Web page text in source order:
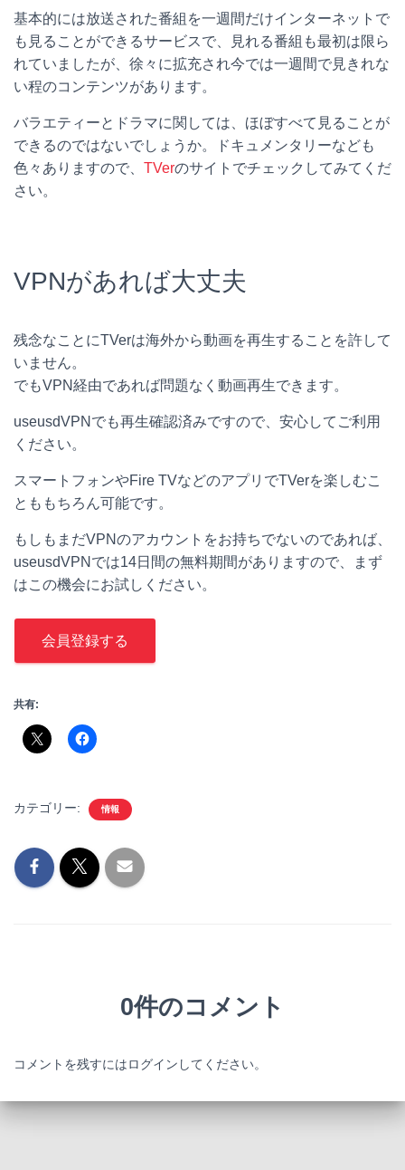
基本的には放送された番組を一週間だけインターネットで
も見ることができるサービスで、見れる番組も最初は限ら
れていましたが、徐々に拡充され今では一週間で見きれな
い程のコンテンツがあります。
バラエティーとドラマに関しては、ほぼすべて見ることが
できるのではないでしょうか。ドキュメンタリーなども
色々ありますので、 TVerのサイトでチェックしてみてくだ
さい。
VPNがあれば大丈夫
残念なことにTVerは海外から動画を再生することを許して
いません。
でもVPN経由であれば問題なく動画再生できます。
useusdVPNでも再生確認済みですので、安心してご利用
ください。
スマートフォンやFire TVなどのアプリでTVerを楽しむこ
とももちろん可能です。
もしもまだVPNのアカウントをお持ちでないのであれば、
useusdVPNでは14日間の無料期間がありますので、まず
はこの機会にお試しください。
会員登録する
共有:
カテゴリー: 情報
0件のコメント
コメントを残すにはログインしてください。